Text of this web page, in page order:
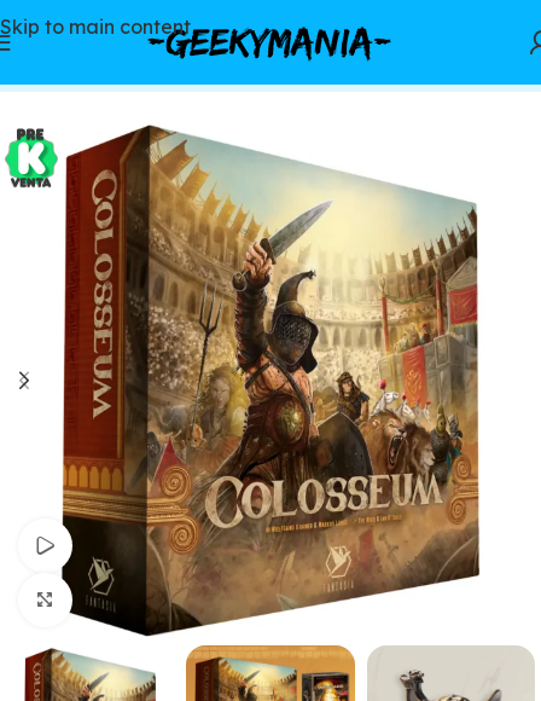
Skip to main content
Juegos de mesa /Preventas
Watch video
Click to enlarge